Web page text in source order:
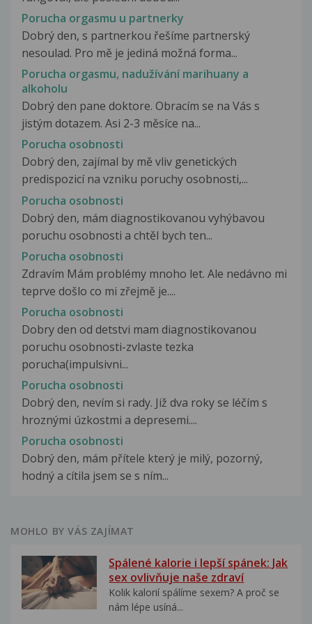
Porucha orgasmu u partnerky
Dobrý den, s partnerkou řešíme partnerský
nesoulad. Pro mě je jediná možná forma...
Porucha orgasmu, nadužívání marihuany a
alkoholu
Dobrý den pane doktore. Obracím se na Vás s
jistým dotazem. Asi 2-3 měsíce na...
Porucha osobnosti
Dobrý den, zajímal by mě vliv genetických
predispozicí na vzniku poruchy osobnosti,...
Porucha osobnosti
Dobrý den, mám diagnostikovanou vyhýbavou
poruchu osobnosti a chtěl bych ten...
Porucha osobnosti
Zdravím Mám problémy mnoho let. Ale nedávno mi
teprve došlo co mi zřejmě je....
Porucha osobnosti
Dobry den od detstvi mam diagnostikovanou
poruchu osobnosti-zvlaste tezka
porucha(impulsivni...
Porucha osobnosti
Dobrý den, nevím si rady. Již dva roky se léčím s
hroznými úzkostmi a depresemi....
Porucha osobnosti
Dobrý den, mám přítele který je milý, pozorný,
hodný a cítila jsem se s ním...
MOHLO BY VÁS ZAJÍMAT
Spálené kalorie i lepší spánek: Jak
sex ovlivňuje naše zdraví
Kolik kalorií spálíme sexem? A proč se
nám lépe usíná...